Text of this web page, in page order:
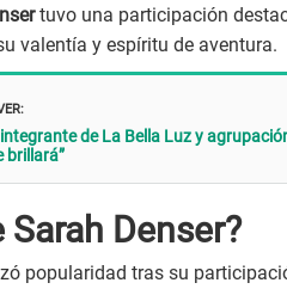
tuvo una participación
valentía y espíritu de aventura.
de La Bella Luz y
brillará”
Sarah Denser?
popularidad tras su